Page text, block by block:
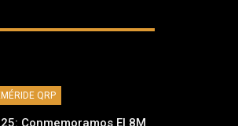
QRP
Conmemoramos El 8M